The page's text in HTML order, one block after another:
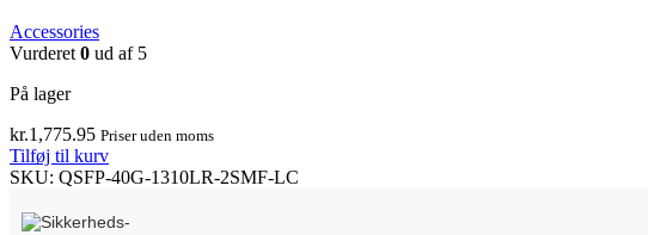
Accessories
Vurderet0 ud af 5
På lager
kr.1,775.95 Priser uden moms
Tilføj til kurv
SKU: QSFP-40G-1310LR-2SMF-LC